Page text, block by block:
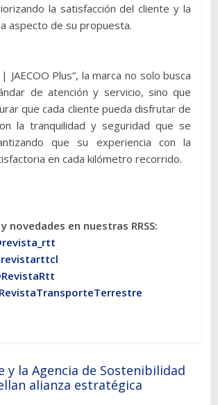
la satisfacción del cliente y la
aspecto de su propuesta.
JAECOO Plus”, la marca no solo busca
de atención y servicio, sino que
que cada cliente pueda disfrutar de
la tranquilidad y seguridad que se
que su experiencia con la
en cada kilómetro recorrido.
novedades en nuestras RRSS:
y la Agencia de Sostenibilidad
alianza estratégica